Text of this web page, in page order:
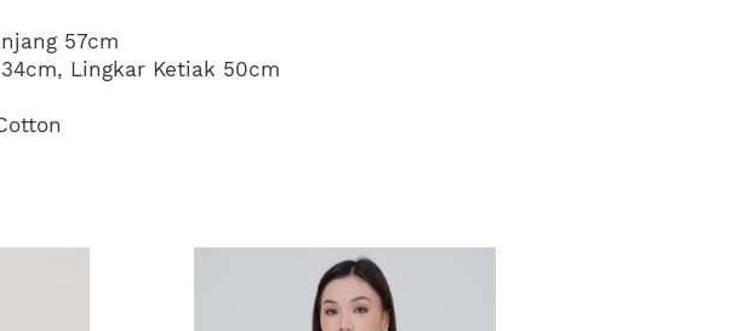
57cm
Lingkar Ketiak 50cm